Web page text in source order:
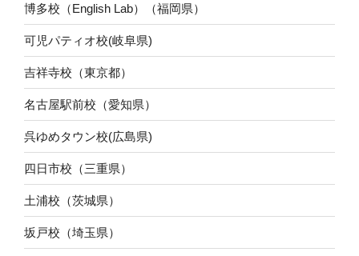
博多校（English Lab）（福岡県）
可児パティオ校(岐阜県)
吉祥寺校（東京都）
名古屋駅前校（愛知県）
呉ゆめタウン校(広島県)
四日市校（三重県）
土浦校（茨城県）
坂戸校（埼玉県）